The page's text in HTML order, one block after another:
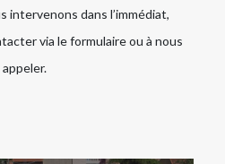
intervenons dans l’immédiat,
via le formulaire ou à nous
appeler.